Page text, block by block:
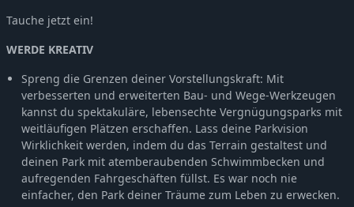
Tauche jetzt ein!
WERDE KREATIV
Spreng die Grenzen deiner Vorstellungskraft: Mit
verbesserten und erweiterten Bau- und Wege-Werkzeugen
kannst du spektakuläre, lebensechte Vergnügungsparks mit
weitläufigen Plätzen erschaffen. Lass deine Parkvision
Wirklichkeit werden, indem du das Terrain gestaltest und
deinen Park mit atemberaubenden Schwimmbecken und
aufregenden Fahrgeschäften füllst. Es war noch nie
einfacher, den Park deiner Träume zum Leben zu erwecken.